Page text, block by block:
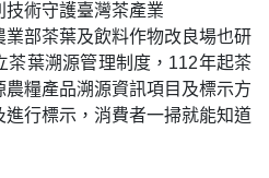
術守護臺灣茶產業
部茶葉及飲料作物改良場也研
茶葉溯源管理制度，112年起茶
糧產品溯源資訊項目及標示方
行標示，消費者一掃就能知道